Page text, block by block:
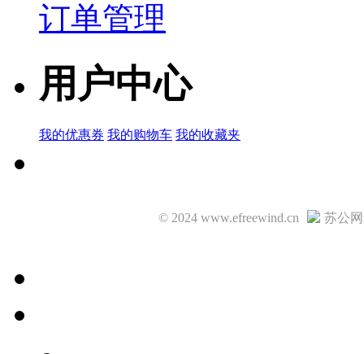
订单管理
用户中心
我的优惠券 我的购物车 我的收藏夹
© 2024 www.efreewind.cn 苏公网